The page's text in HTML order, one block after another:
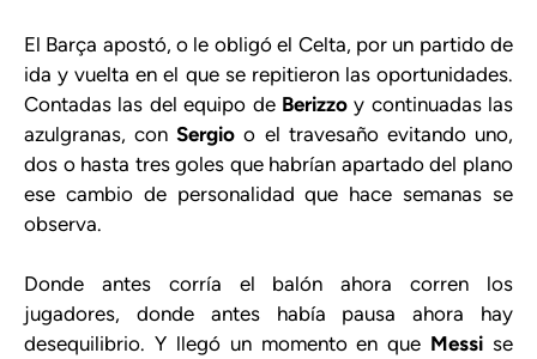
El Barça apostó, o le obligó el Celta, por un partido de
ida y vuelta en el que se repitieron las oportunidades.
Contadas las del equipo de Berizzoy continuadas las
azulgranas, conSergio o el travesaño evitando uno,
dos o hasta tres goles que habrían apartado del plano
ese cambio de personalidad que hace semanas se
observa.
Donde antes corría el balón ahora corren los
jugadores, donde antes había pausa ahora hay
desequilibrio. Y llegó un momento en que Messi se